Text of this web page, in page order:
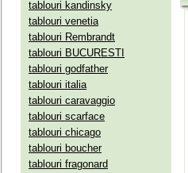
tablouri kandinsky
tablouri venetia
tablouri Rembrandt
tablouri BUCURESTI
tablouri godfather
tablouri italia
tablouri caravaggio
tablouri scarface
tablouri chicago
tablouri boucher
tablouri fragonard